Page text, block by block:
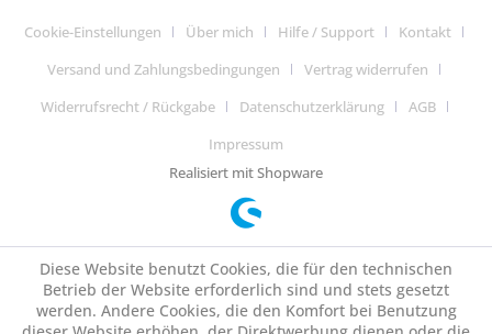
Cookie-Einstellungen Über mich Hilfe / Support
Kontakt
Versand und Zahlungsbedingungen
Vertrag widerrufen
Widerrufsrecht / Rückgabe
Datenschutzerklärung
AGB
Impressum
Realisiert mit Shopware
Diese Website benutzt Cookies, die für den technischen
Betrieb der Website erforderlich sind und stets gesetzt
werden. Andere Cookies, die den Komfort bei Benutzung